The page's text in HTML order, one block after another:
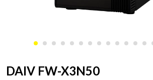
DAIV FW-X3N50